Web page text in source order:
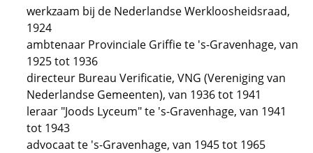
werkzaam bij de Nederlandse Werkloosheidsraad,
1924
ambtenaar Provinciale Griffie te 's-Gravenhage, van
1925 tot 1936
directeur Bureau Verificatie, VNG (Vereniging van
Nederlandse Gemeenten), van 1936 tot 1941
leraar "Joods Lyceum" te 's-Gravenhage, van 1941
tot 1943
advocaat te 's-Gravenhage, van 1945 tot 1965